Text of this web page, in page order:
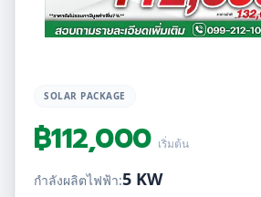
SOLAR PACKAGE
฿112,000 เริ่มต้น
กำลังผลิตไฟฟ้า:5 KW